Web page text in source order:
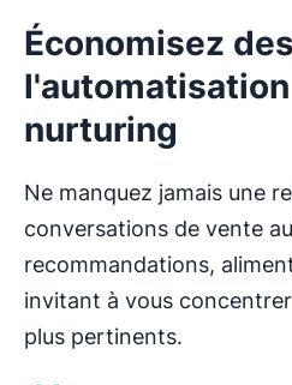
Économisez
nurturing
Ne manquez jamais une
conversations de vente
recommandations,
invitant à vous
plus pertinents.